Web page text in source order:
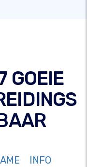
GOEIE
INFO